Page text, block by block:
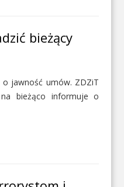
bieżący
jawność umów. ZDZiT
bieżąco informuje o